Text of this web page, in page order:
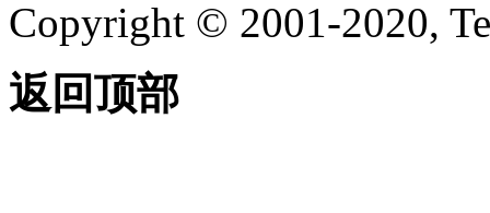
Copyright © 2001-2020,
返回顶部